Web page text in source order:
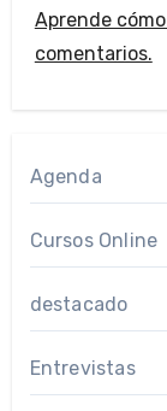
Aprende
comentarios.
Agenda
Cursos Online
destacado
Entrevistas